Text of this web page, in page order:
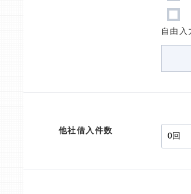
自由入
他社借入件数